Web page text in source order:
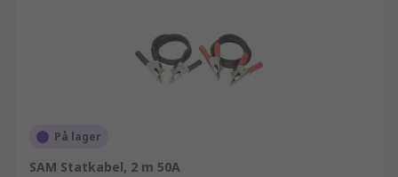
På lager
SAM Statkabel, 2 m 50A